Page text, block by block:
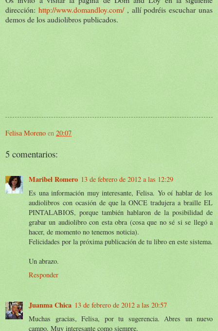
dirección: http://www.domandloy.com/, allí podréis escuchar unas
demos de los audiolibros publicados.
Felisa Moreno en 20:07
5 comentarios:
Maribel Romero 13 de febrero de 2012 a las 12:29
Es una información muy interesante, Felisa. Yo oí hablar de los
audiolibros con ocasión de que la ONCE tradujera a braille EL
PINTALABIOS, porque también hablaron de la posibilidad de
grabar un audiolibro con esta obra (cosa que no sé si se llegó a
hacer, de momento no tenemos noticia).
Felicidades por la próxima publicación de tu libro en este sistema.
Un abrazo.
Responder
Juanma Chica 13 de febrero de 2012 a las 20:57
Muchas gracias, Felisa, por tu sugerencia. Abres un nuevo
campo. Muy interesante como siempre.